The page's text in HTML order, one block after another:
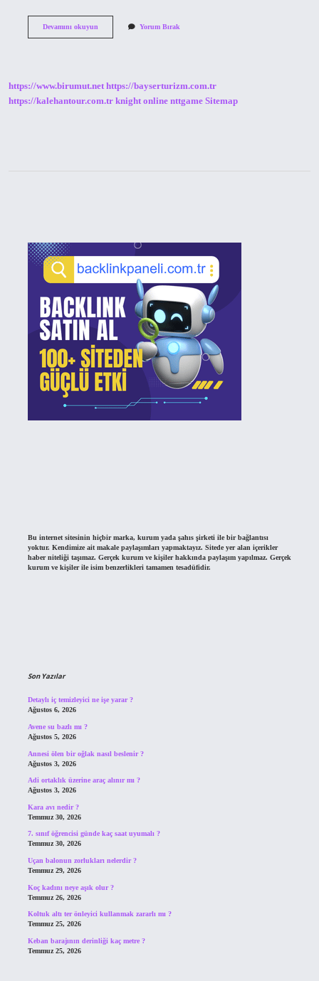
Devamını okuyunPsikolojik
Yorum Bırak
https://www.birumut.net https://bayserturizm.com.tr
https://kalehantour.com.tr knight online nttgame Sitemap
Bu internet sitesinin hiçbir marka, kurum yada şahıs şirketi ile bir bağlantısı
yoktur. Kendimize ait makale paylaşımları yapmaktayız. Sitede yer alan içerikler
haber niteliği taşımaz. Gerçek kurum ve kişiler hakkında paylaşım yapılmaz. Gerçek
kurum ve kişiler ile isim benzerlikleri tamamen tesadüfidir.
Son Yazılar
Detaylı iç temizleyici ne işe yarar ?
Ağustos 6, 2026
Avene su bazlı mı ?
Ağustos 5, 2026
Annesi ölen bir oğlak nasıl beslenir ?
Ağustos 3, 2026
Adi ortaklık üzerine araç alınır mı ?
Ağustos 3, 2026
Kara avı nedir ?
Temmuz 30, 2026
7. sınıf öğrencisi günde kaç saat uyumalı ?
Temmuz 30, 2026
Uçan balonun zorlukları nelerdir ?
Temmuz 29, 2026
Koç kadını neye aşık olur ?
Temmuz 26, 2026
Koltuk altı ter önleyici kullanmak zararlı mı ?
Temmuz 25, 2026
Keban barajının derinliği kaç metre ?
Temmuz 25, 2026